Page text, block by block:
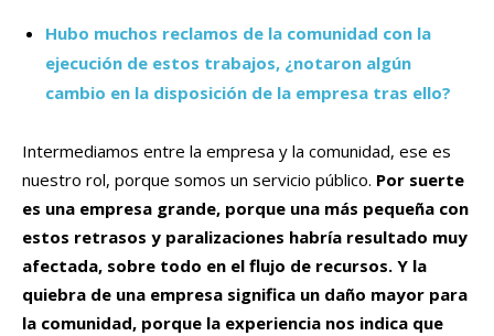
Hubo muchos reclamos de la comunidad con la
ejecución de estos trabajos, ¿notaron algún
cambio en la disposición de la empresa tras ello?
Intermediamos entre la empresa y la comunidad, ese es
nuestro rol, porque somos un servicio público. Por suerte
es una empresa grande, porque una más pequeña con
estos retrasos y paralizaciones habría resultado muy
afectada, sobre todo en el flujo de recursos. Y la
quiebra de una empresa significa un daño mayor para
la comunidad, porque la experiencia nos indica que